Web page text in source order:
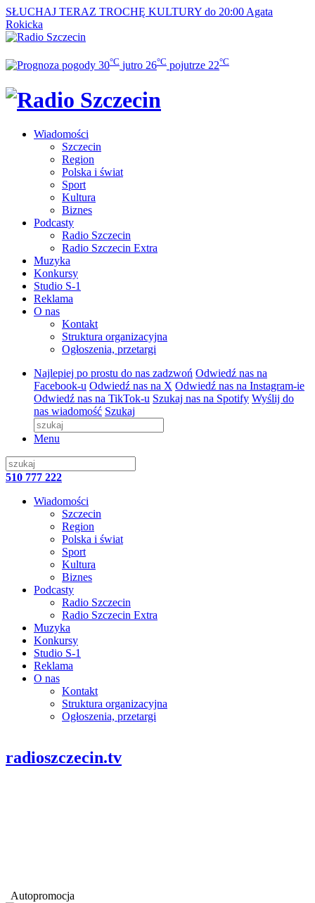
SŁUCHAJ TERAZ TROCHĘ KULTURY do 20:00 Agata
Rokicka
30°C jutro 26°C pojutrze 22°C
Wiadomości
Szczecin
Region
Polska i świat
Sport
Kultura
Biznes
Podcasty
Radio Szczecin
Radio Szczecin Extra
Muzyka
Konkursy
Studio S-1
Reklama
O nas
Kontakt
Struktura organizacyjna
Ogłoszenia, przetargi
Najlepiej po prostu do nas zadzwoń Odwiedź nas na
Facebook-u Odwiedź nas na X Odwiedź nas na Instagram-ie
Odwiedź nas na TikTok-u Szukaj nas na Spotify Wyślij do
nas wiadomość Szukaj
Menu
510 777 222
Wiadomości
Szczecin
Region
Polska i świat
Sport
Kultura
Biznes
Podcasty
Radio Szczecin
Radio Szczecin Extra
Muzyka
Konkursy
Studio S-1
Reklama
O nas
Kontakt
Struktura organizacyjna
Ogłoszenia, przetargi
radioszczecin.tv
Autopromocja